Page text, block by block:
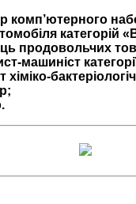
комп’ютерного
категорій
продовольчих
машиніст
хіміко-